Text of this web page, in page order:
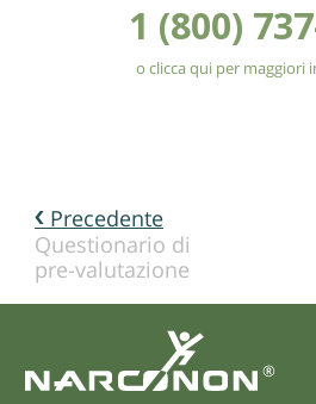
1 (800)
o clicca qui per maggiori
Precedente
Questionario di
pre-valutazione
®